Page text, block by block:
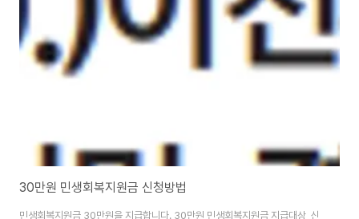
선 3차전 중계방송 일정이번 월드컵 아시아 예선 3차전은 쿠팡플레이에서만
중계방송을 준비하고 있습니다. 쿠팡 회원이시라면 쿠팡플에이에서 실시간으
로 시청할 수 있으며,..
30만원 민생회복지원금 신청방법
민생회복지원금 30만원을 지급합니다. 30만원 민생회복지원금 지급대상, 신